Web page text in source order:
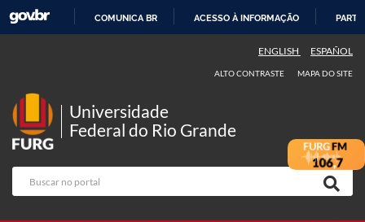
COMUNICA BR ACESSO À INFORMAÇÃO
ENGLISH ESPAÑOL
ALTO CONTRASTE MAPA DO SITE
Universidade
Federal do Rio Grande